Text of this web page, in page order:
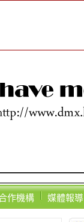
作機構 媒體報導